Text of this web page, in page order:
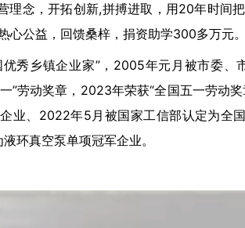
理念，开拓创新,拼搏进取，用20年时间
心公益，回馈桑梓，捐资助学300多万元。
秀乡镇企业家”，2005年元月被市委、
”劳动奖章，2023年荣获“全国五一劳动
业、2022年5月被国家工信部认定为全
环真空泵单项冠军企业。